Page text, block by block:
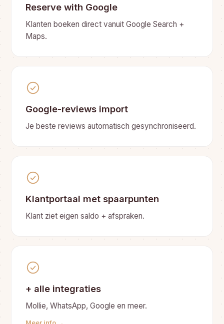
Reserve with Google
Klanten boeken direct vanuit Google Search +
Maps.
Google-reviews import
Je beste reviews automatisch gesynchroniseerd.
Klantportaal met spaarpunten
Klant ziet eigen saldo + afspraken.
+ alle integraties
Mollie, WhatsApp, Google en meer.